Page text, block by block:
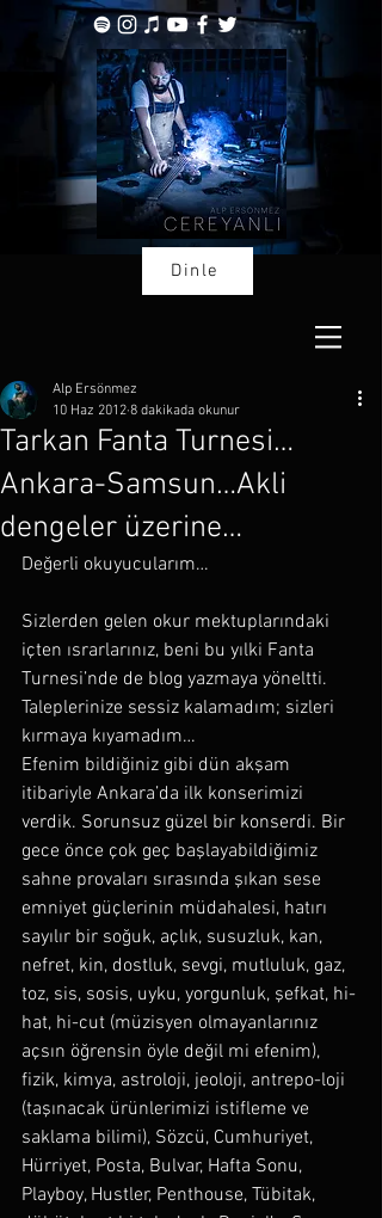
Dinle
Tarkan Fanta Turnesi…
Ankara-Samsun…Akli
dengeler üzerine…
Alp Ersönmez
10 Haz 2012 8 dakikada okunur
Değerli okuyucularım…
Sizlerden gelen okur mektuplarındaki
içten ısrarlarınız, beni bu yılki Fanta
Turnesi’nde de blog yazmaya yöneltti.
Taleplerinize sessiz kalamadım; sizleri
kırmaya kıyamadım…
Efenim bildiğiniz gibi dün akşam
itibariyle Ankara’da ilk konserimizi
verdik. Sorunsuz güzel bir konserdi. Bir
gece önce çok geç başlayabildiğimiz
sahne provaları sırasında şıkan sese
emniyet güçlerinin müdahalesi, hatırı
sayılır bir soğuk, açlık, susuzluk, kan,
nefret, kin, dostluk, sevgi, mutluluk, gaz,
toz, sis, sosis, uyku, yorgunluk, şefkat, hi-
hat, hi-cut (müzisyen olmayanlarınız
açsın öğrensin öyle değil mi efenim),
fizik, kimya, astroloji, jeoloji, antrepo-loji
(taşınacak ürünlerimizi istifleme ve
saklama bilimi), Sözcü, Cumhuriyet,
Hürriyet, Posta, Bulvar, Hafta Sonu,
Playboy, Hustler, Penthouse, Tübitak,